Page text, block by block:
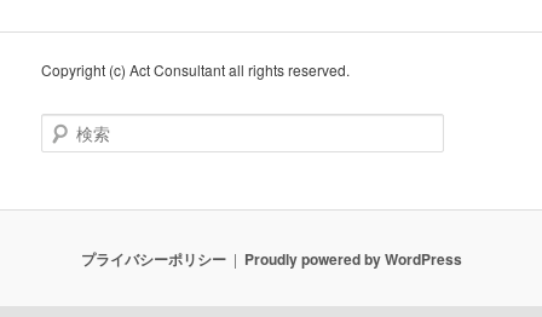
Copyright (c) Act Consultant all rights reserved.
検
索
プライバシーポリシー Proudly powered by WordPress